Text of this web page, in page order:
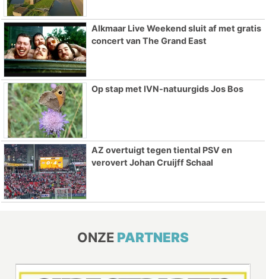
Alkmaar Live Weekend sluit af met gratis
concert van The Grand East
Op stap met IVN-natuurgids Jos Bos
AZ overtuigt tegen tiental PSV en
verovert Johan Cruijff Schaal
ONZE PARTNERS